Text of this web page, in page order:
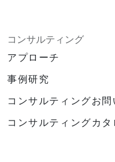
コンサルティング
アプローチ
事例研究
コンサルティングお
コンサルティングカタ